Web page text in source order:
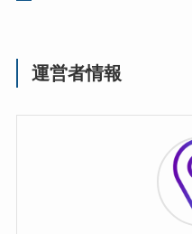
運営者情報